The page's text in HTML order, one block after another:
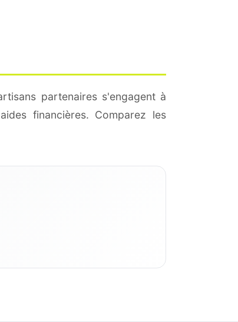
partenaires s'engagent à
financières. Comparez les